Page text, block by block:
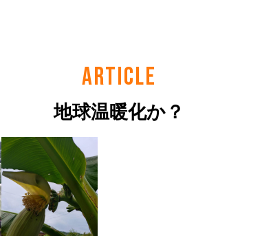
ARTICLE
地球温暖化か？